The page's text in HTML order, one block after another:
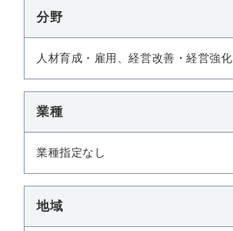
分野
人材育成・雇用、経営改善・経営強化
業種
業種指定なし
地域